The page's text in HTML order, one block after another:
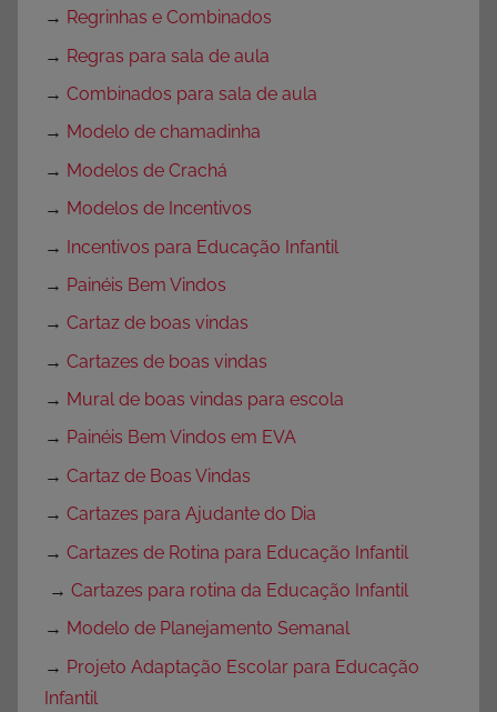
→ Regrinhas e Combinados
→ Regras para sala de aula
→ Combinados para sala de aula
→ Modelo de chamadinha
→ Modelos de Crachá
→ Modelos de Incentivos
→ Incentivos para Educação Infantil
→ Painéis Bem Vindos
→ Cartaz de boas vindas
→ Cartazes de boas vindas
→ Mural de boas vindas para escola
→ Painéis Bem Vindos em EVA
→ Cartaz de Boas Vindas
→ Cartazes para Ajudante do Dia
→ Cartazes de Rotina para Educação Infantil
→ Cartazes para rotina da Educação Infantil
→ Modelo de Planejamento Semanal
→ Projeto Adaptação Escolar para Educação
Infantil